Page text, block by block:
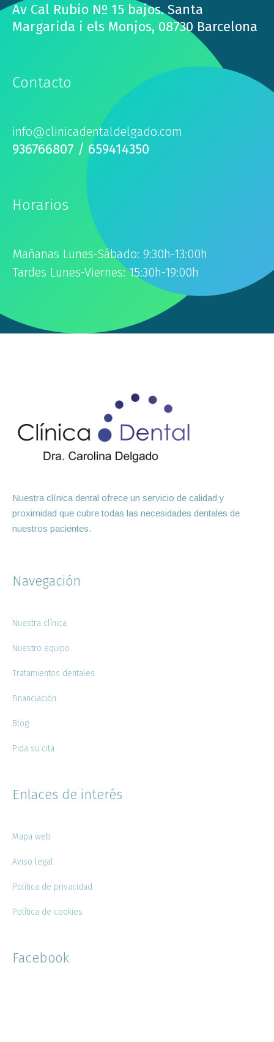
Av Cal Rubio Nº 15 bajos. Santa
Margarida i els Monjos, 08730 Barcelona
Contacto
info@clinicadentaldelgado.com
936766807 / 659414350
Horarios
Mañanas Lunes-Sábado: 9:30h-13:00h
Tardes Lunes-Viernes: 15:30h-19:00h
Nuestra clínica dental ofrece un servicio de calidad y
proximidad que cubre todas las necesidades dentales de
nuestros pacientes.
Navegación
Nuestra clínica
Nuestro equipo
Tratamientos dentales
Financiación
Blog
Pida su cita
Enlaces de interés
Mapa web
Aviso legal
Política de privacidad
Política de cookies
Facebook